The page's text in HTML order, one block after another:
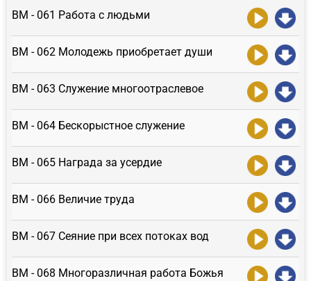
ВМ - 061 Работа с людьми
ВМ - 062 Молодежь приобретает души
ВМ - 063 Служение многоотраслевое
ВМ - 064 Бескорыстное служение
ВМ - 065 Награда за усердие
ВМ - 066 Величие труда
ВМ - 067 Сеяние при всех потоках вод
ВМ - 068 Многоразличная работа Божья